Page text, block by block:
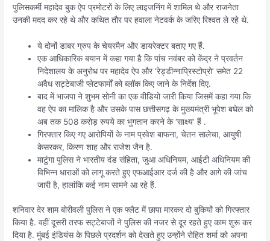
पुलिसकर्मी महादेव बुक ऐप प्रमोटरों के लिए लाइजनिंग में शामिल थे और राजनेता
उनकी मदद कर रहे थे और कथित तौर पर हवाला नेटवर्क के जरिए रिश्वत ले रहे थे.
ये दोनों डाबर ग्रुप के चेयरमैन और डायरेक्टर बताए गए हैं.
एक आधिकारिक बयान में कहा गया है कि पांच नवंबर को केंद्र ने प्रवर्तन
निदेशालय के अनुरोध पर महादेव ऐप और ‘रेड्डीन्नाप्रिस्टोप्रो’ समेत 22
अवैध सट्टेबाजी प्लेटफार्मों को ब्लॉक किए जाने के निर्देश दिए.
बाद में भाजपा ने शुभम सोनी का एक वीडियो जारी किया जिसमें कहा गया कि
वह ऐप का मालिक है और उसके पास छत्तीसगढ़ के मुख्यमंत्री भूपेश बघेल को
अब तक 508 करोड़ रुपये का भुगतान करने के ‘साक्ष्य’ हैं .
गिरफ्तार किए गए आरोपियों के नाम प्रवेश बाफना, चेतन सालेचा, आयुषी
केसरकर, किरण शाह और राजेश जैन है.
माटुंगा पुलिस ने भारतीय दंड संहिता, जुआ अधिनियम, आईटी अधिनियम की
विभिन्न धाराओं को लागू करते हुए एफआईआर दर्ज की है और आगे की जांच
जारी है, हालांकि कई नाम सामने आ रहे हैं.
शनिवार देर शाम बोरीवली पुलिस ने एक फ्लैट में छापा मारकर दो बुकियों को गिरफ्तार
किया है. वहीं दूसरी तरफ सट्टेबाजों ने पुलिस की नजर से दूर रहते हुए काम शुरू कर
दिया है. मुंबई इंडियंस के पिछले प्रदर्शन को देखते हुए उन्होंने रोहित शर्मा को अपना